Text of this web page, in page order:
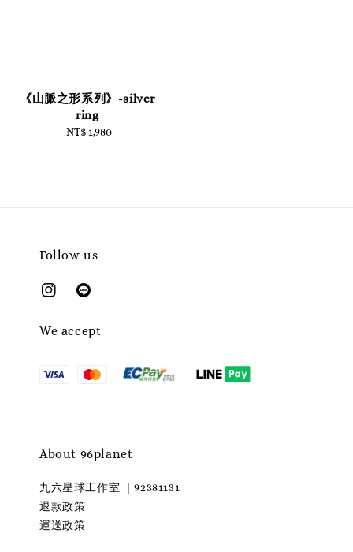
《山脈之形系列》-silver
ring
Regular
NT$ 1,980
Follow us
We accept
About 96planet
九六星球工作室 ｜92381131
退款政策
運送政策